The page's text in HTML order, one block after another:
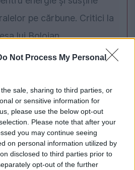
Not Process My Personal
sale, sharing to third parties, or
or sensitive information for
please use the below opt-out
Please note that after your
you may continue seeing
on personal information utilized by
disclosed to third parties prior to
opt-out of the further
pe cărbune. Critici la
lui Bolojan
SOCIAL